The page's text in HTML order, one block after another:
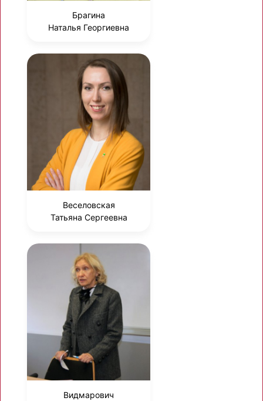
Брагина
Наталья Георгиевна
Веселовская
Татьяна Сергеевна
Видмарович